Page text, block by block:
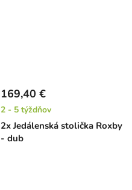
2x Jedálenská stolička Roxby
- dub
169,40 €
2 - 5 týždňov